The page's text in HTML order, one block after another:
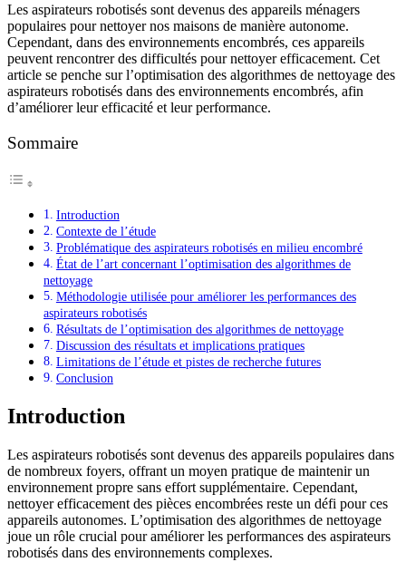
Les aspirateurs robotisés sont devenus des appareils ménagers
populaires pour nettoyer nos maisons de manière autonome.
Cependant, dans des environnements encombrés, ces appareils
peuvent rencontrer des difficultés pour nettoyer efficacement. Cet
article se penche sur l’optimisation des algorithmes de nettoyage des
aspirateurs robotisés dans des environnements encombrés, afin
d’améliorer leur efficacité et leur performance.
Sommaire
Introduction
Contexte de l’étude
Problématique des aspirateurs robotisés en milieu encombré
État de l’art concernant l’optimisation des algorithmes de
nettoyage
Méthodologie utilisée pour améliorer les performances des
aspirateurs robotisés
Résultats de l’optimisation des algorithmes de nettoyage
Discussion des résultats et implications pratiques
Limitations de l’étude et pistes de recherche futures
Conclusion
Introduction
Les aspirateurs robotisés sont devenus des appareils populaires dans
de nombreux foyers, offrant un moyen pratique de maintenir un
environnement propre sans effort supplémentaire. Cependant,
nettoyer efficacement des pièces encombrées reste un défi pour ces
appareils autonomes. L’optimisation des algorithmes de nettoyage
joue un rôle crucial pour améliorer les performances des aspirateurs
robotisés dans des environnements complexes.